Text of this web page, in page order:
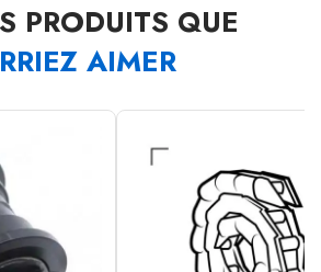
PRODUITS QUE
AIMER